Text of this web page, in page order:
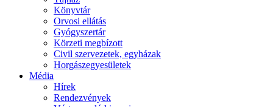
Könyvtár
Orvosi ellátás
Gyógyszertár
Körzeti megbízott
Civil szervezetek, egyházak
Horgászegyesületek
Média
Hírek
Rendezvények